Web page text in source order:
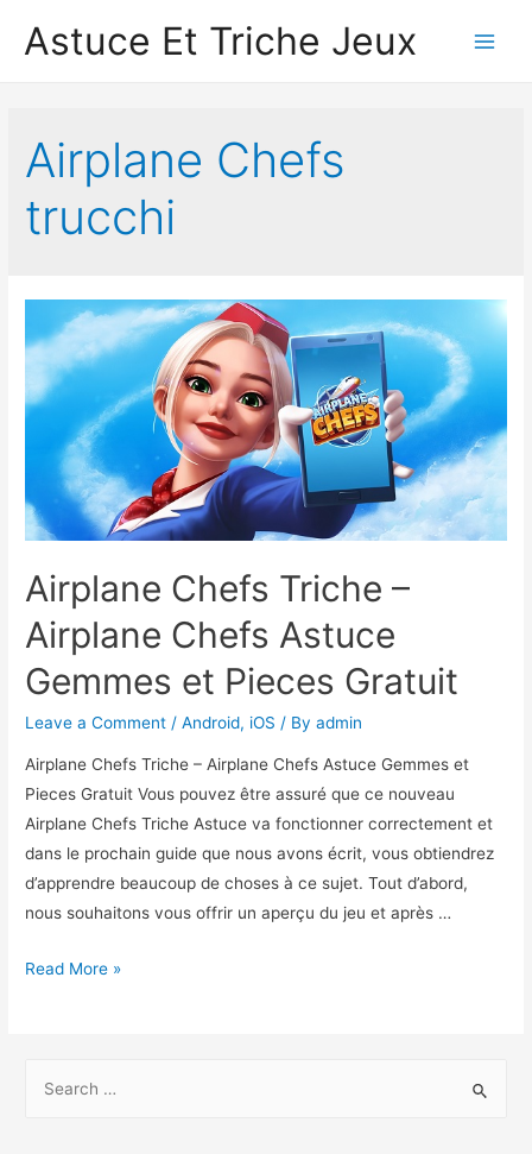
Astuce Et Triche Jeux
Airplane Chef‪s
trucchi
Airplane Chefs Triche –
Airplane Chefs Astuce
Gemmes et Pieces Gratuit
Leave a Comment /Android, iOS / Byadmin
Airplane Chefs Triche – Airplane Chefs Astuce Gemmes et
Pieces Gratuit Vous pouvez être assuré que ce nouveau
Airplane Chefs Triche Astuce va fonctionner correctement et
dans le prochain guide que nous avons écrit, vous obtiendrez
d’apprendre beaucoup de choses à ce sujet. Tout d’abord,
nous souhaitons vous offrir un aperçu du jeu et après …
Airplane
Airplane
Read More »